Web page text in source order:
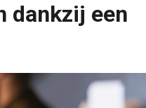
dankzij een